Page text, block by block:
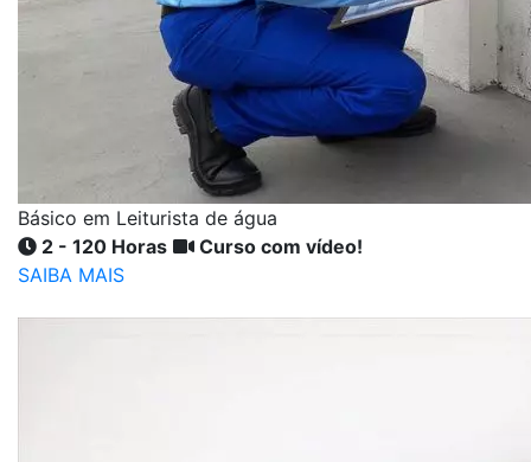
Básico em Leiturista de água
2 - 120 Horas
Curso com vídeo!
SAIBA MAIS